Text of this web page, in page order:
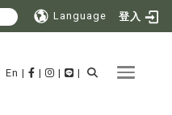
Language 登入
Toggle
En | | | |